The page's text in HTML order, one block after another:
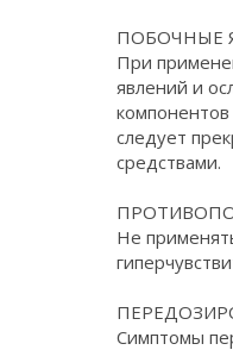
ПОБОЧНЫЕ
При
явлений и
следует
средствами.
Не
Симптомы